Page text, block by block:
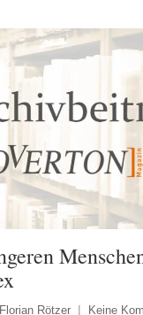
Florian Rötzer Keine